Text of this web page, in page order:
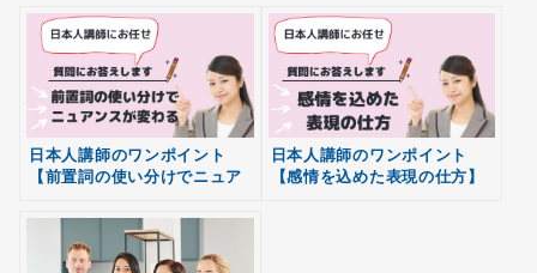
日本人講師のワンポイント
【前置詞の使い分けでニュア
日本人講師のワンポイント
【感情を込めた表現の仕方】